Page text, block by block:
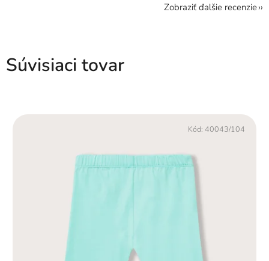
Zobraziť ďalšie recenzie
Súvisiaci tovar
Kód: 40043/104